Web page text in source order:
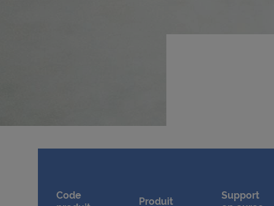
Code
Produit
Support